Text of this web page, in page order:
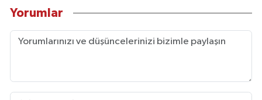
Yorumlar